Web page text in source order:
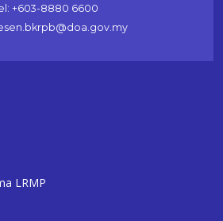
+603-8880 6600
LRMP